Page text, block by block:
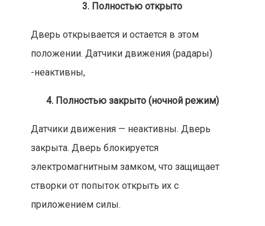
3. Полностью открыто
Дверь открывается и остается в этом
положении. Датчики движения (радары)
-неактивны,
4. Полностью закрыто (ночной режим)
Датчики движения — неактивны. Дверь
закрыта. Дверь блокируется
электромагнитным замком, что защищает
створки от попыток открыть их с
приложением силы.